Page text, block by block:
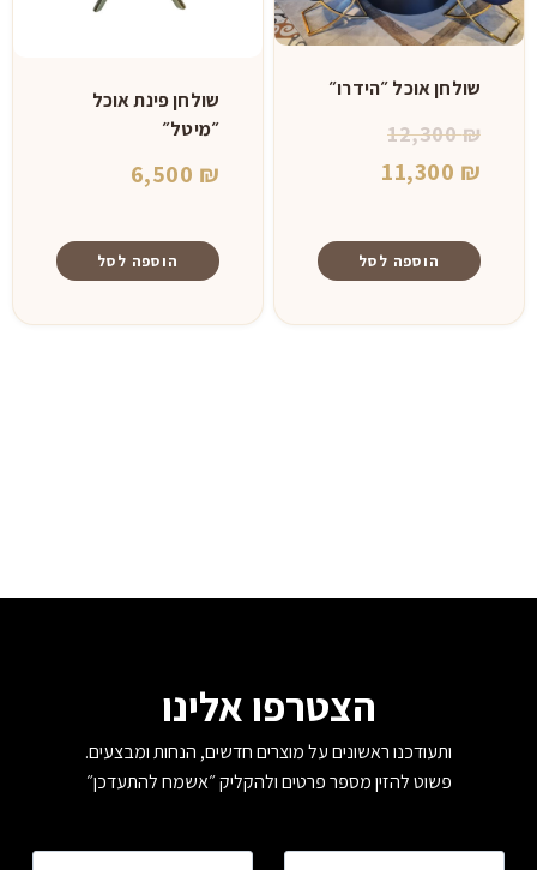
בעמוד
המוצר
שולחן אוכל ״הידרו״
12,300₪
המחיר
המקורי
12,300 ₪.
11,300 ₪
הוא:
11,300 ₪.
הוספה לסל
שולחן פינת אוכל
״מיטל״
6,500 ₪
הוספה לסל
הצטרפו אלינו
ותעודכנו ראשונים על מוצרים חדשים, הנחות ומבצעים.
פשוט להזין מספר פרטים ולהקליק ״אשמח להתעדכן״